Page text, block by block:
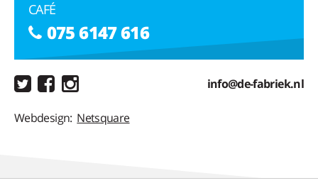
CAFÉ
075 6147 616
info@de-fabriek.nl
Webdesign: Netsquare